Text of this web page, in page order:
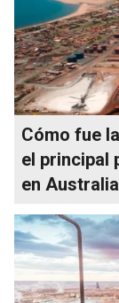
Cómo fue
el principal
en Australia